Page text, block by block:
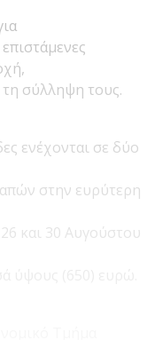
τη σύλληψη τους.
ενέχονται σε δύο
στην ευρύτερη
και 30 Αυγούστου